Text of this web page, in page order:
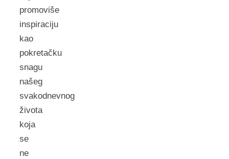
promoviše
inspiraciju
kao
pokretačku
snagu
našeg
svakodnevnog
života
koja
se
ne